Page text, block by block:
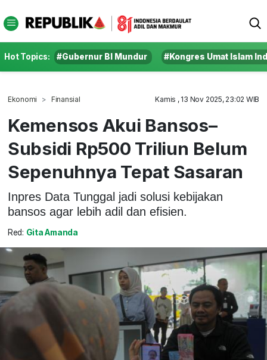
Hot Topics: #Gubernur BI Mundur #Kongres Umat Islam
Ekonomi Finansial Kamis , 13 Nov 2025, 23:02 WIB
Kemensos Akui Bansos–
Subsidi Rp500 Triliun Belum
Sepenuhnya Tepat Sasaran
Inpres Data Tunggal jadi solusi kebijakan
bansos agar lebih adil dan efisien.
Red: Gita Amanda